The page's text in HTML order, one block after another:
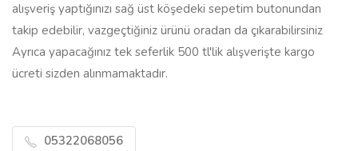
alışveriş yaptığınızı sağ üst köşedeki sepetim butonundan
takip edebilir, vazgeçtiğiniz ürünü oradan da çıkarabilirsiniz
Ayrıca yapacağınız tek seferlik 500 tl'lik alışverişte kargo
ücreti sizden alınmamaktadır.
05322068056